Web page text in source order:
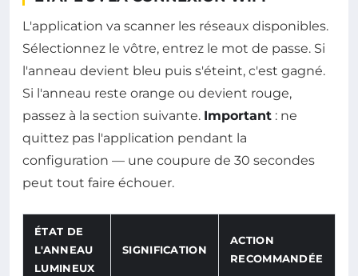
L'application va scanner les réseaux disponibles.
Sélectionnez le vôtre, entrez le mot de passe. Si
l'anneau devient bleu puis s'éteint, c'est gagné.
Si l'anneau reste orange ou devient rouge,
passez à la section suivante. Important : ne
quittez pas l'application pendant la
configuration — une coupure de 30 secondes
peut tout faire échouer.
ÉTAT DE
L'ANNEAU
LUMINEUX
SIGNIFICATION
ACTION
RECOMMANDÉE